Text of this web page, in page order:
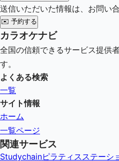
送信いただいた情報は、お問い
✉️ 予約する
カラオケナビ
全国の信頼できるサービス提供
す。
よくある検索
一覧
サイト情報
ホーム
一覧ページ
関連サービス
Studychainピラティスステーシ